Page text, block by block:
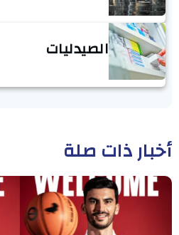
الصيدليات
أخبار ذات صلة